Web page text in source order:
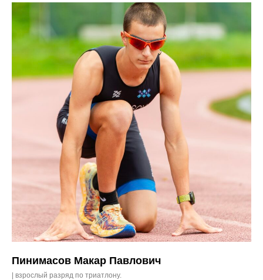
Пинимасов Макар Павлович
| взрослый разряд по триатлону.